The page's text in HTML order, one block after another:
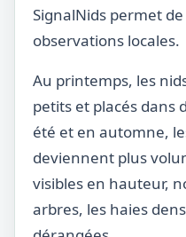
SignalNids permet
observations locales.
Au printemps, les
petits et placés dans
été et en automne,
deviennent plus
visibles en hauteur,
arbres, les haies